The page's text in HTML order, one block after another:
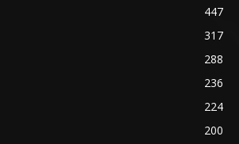
447
317
288
236
224
200